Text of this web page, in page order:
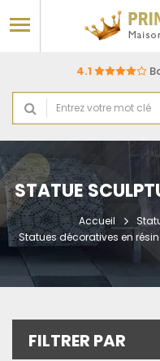
4.1
STATUE
Accueil
Statues décoratives en
FILTRER PAR